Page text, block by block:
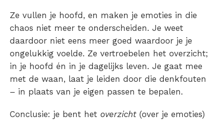
Ze vullen je hoofd, en maken je emoties in die
chaos niet meer te onderscheiden. Je weet
daardoor niet eens meer goed waardoor je je
ongelukkig voelde. Ze vertroebelen het overzicht;
in je hoofd én in je dagelijks leven. Je gaat mee
met de waan, laat je leiden door die denkfouten
– in plaats van je eigen passen te bepalen.
Conclusie: je bent het overzicht (over je emoties)